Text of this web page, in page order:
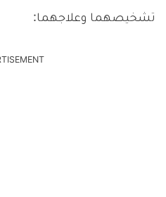
تشخيصهما وعلاجهما: